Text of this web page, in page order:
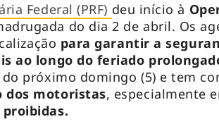
Federal (PRF) deu início à
do dia 2 de abril. Os
para garantir a
ao longo do feriado
do próximo domingo (5) e tem
dos motoristas, especialmente